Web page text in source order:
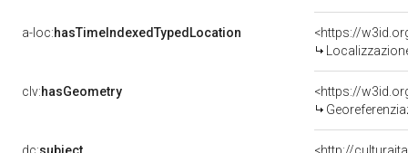
a-loc:hasTimeIndexedTypedLocation
<https://
clv:hasGeometry
<https://